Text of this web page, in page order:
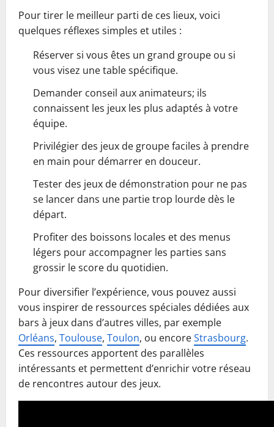
Pour tirer le meilleur parti de ces lieux, voici
quelques réflexes simples et utiles :
Réserver si vous êtes un grand groupe ou si
vous visez une table spécifique.
Demander conseil aux animateurs; ils
connaissent les jeux les plus adaptés à votre
équipe.
Privilégier des jeux de groupe faciles à prendre
en main pour démarrer en douceur.
Tester des jeux de démonstration pour ne pas
se lancer dans une partie trop lourde dès le
départ.
Profiter des boissons locales et des menus
légers pour accompagner les parties sans
grossir le score du quotidien.
Pour diversifier l’expérience, vous pouvez aussi
vous inspirer de ressources spéciales dédiées aux
bars à jeux dans d’autres villes, par exemple
Orléans, Toulouse, Toulon, ou encoreStrasbourg.
Ces ressources apportent des parallèles
intéressants et permettent d’enrichir votre réseau
de rencontres autour des jeux.